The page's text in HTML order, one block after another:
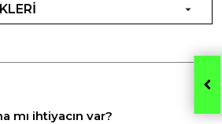
mı ihtiyacın var?